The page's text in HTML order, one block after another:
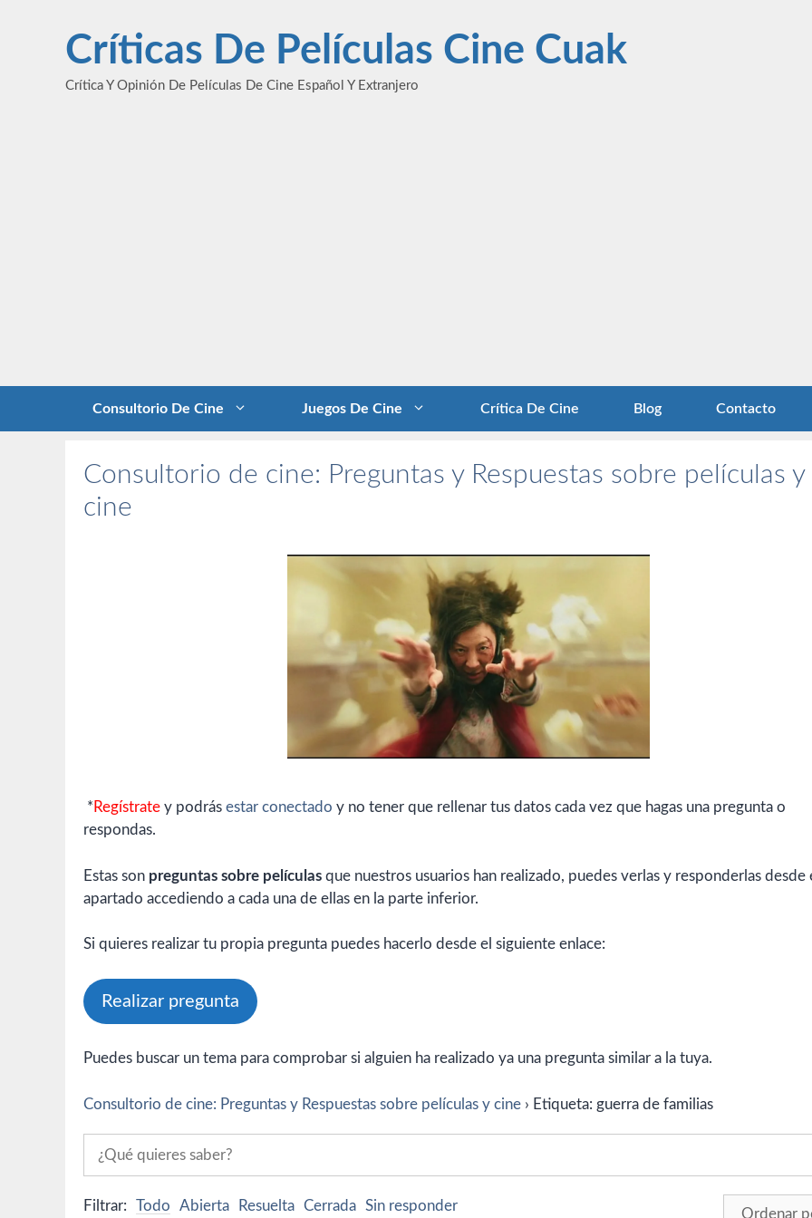
contenidoCríticas De Películas Cine Cuak
Crítica Y Opinión De Películas De Cine Español Y Extranjero
Consultorio De Cine Juegos De Cine Crítica De Cine Blog Contacto
Consultorio de cine: Preguntas y Respuestas sobre películas y
cine
* Regístrate y podrás estar conectado y no tener que rellenar tus datos cada vez que hagas una pregunta o
respondas.
Estas son preguntas sobre películas que nuestros usuarios han realizado, puedes verlas y responderlas desde
apartado accediendo a cada una de ellas en la parte inferior.
Si quieres realizar tu propia pregunta puedes hacerlo desde el siguiente enlace:
Realizar pregunta
Puedes buscar un tema para comprobar si alguien ha realizado ya una pregunta similar a la tuya.
Consultorio de cine: Preguntas y Respuestas sobre películas y cine › Etiqueta: guerra de familias
Filtrar: Todo Abierta Resuelta Cerrada Sin responder